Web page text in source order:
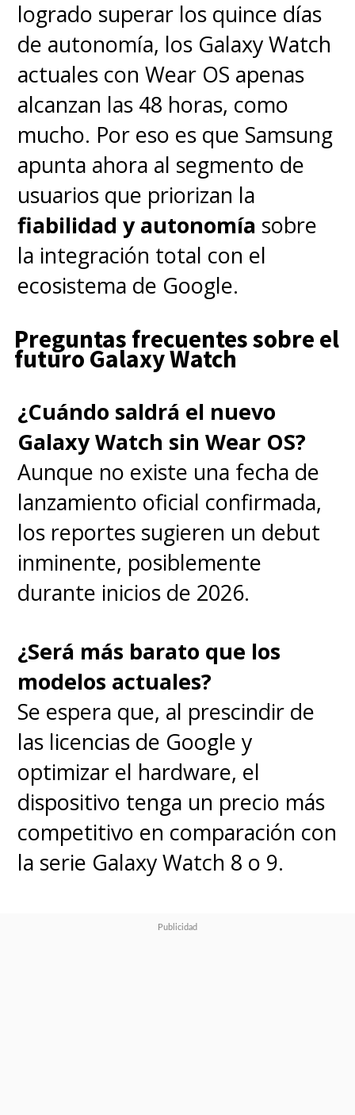
logrado superar los quince días
de autonomía, los Galaxy Watch
actuales con Wear OS apenas
alcanzan las 48 horas, como
mucho. Por eso es que Samsung
apunta ahora al segmento de
usuarios que priorizan la
fiabilidad y autonomía sobre
la integración total con el
ecosistema de Google.
Preguntas frecuentes sobre el
futuro Galaxy Watch
¿Cuándo saldrá el nuevo
Galaxy Watch sin Wear OS?
Aunque no existe una fecha de
lanzamiento oficial confirmada,
los reportes sugieren un debut
inminente, posiblemente
durante inicios de 2026.
¿Será más barato que los
modelos actuales?
Se espera que, al prescindir de
las licencias de Google y
optimizar el hardware, el
dispositivo tenga un precio más
competitivo en comparación con
la serie Galaxy Watch 8 o 9.